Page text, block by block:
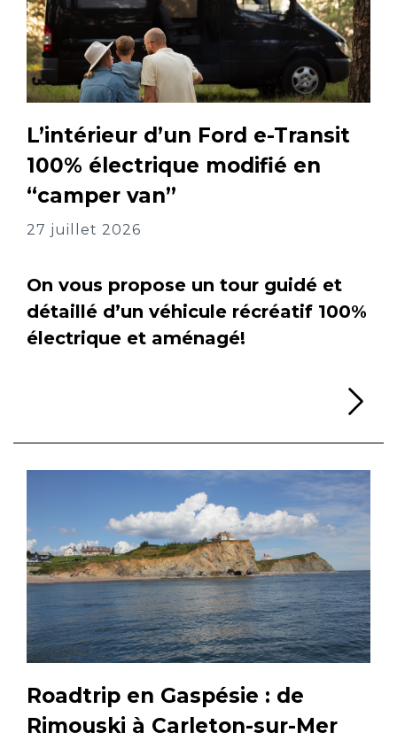
L’intérieur d’un Ford e-Transit
100% électrique modifié en
“camper van”
27 juillet 2026
On vous propose un tour guidé et
détaillé d’un véhicule récréatif 100%
électrique et aménagé!
Roadtrip en Gaspésie : de
Rimouski à Carleton-sur-Mer